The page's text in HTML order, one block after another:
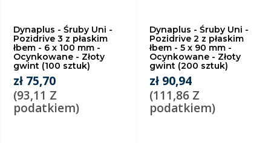
Dynaplus - Śruby Uni -
Pozidrive 3 z płaskim
łbem - 6 x 100 mm -
Ocynkowane - Złoty
gwint (100 sztuk)
zł 75,70
(93,11 Z
podatkiem)
Dynaplus - Śruby Uni -
Pozidrive 2 z płaskim
łbem - 5 x 90 mm -
Ocynkowane - Złoty
gwint (200 sztuk)
zł 90,94
(111,86 Z
podatkiem)